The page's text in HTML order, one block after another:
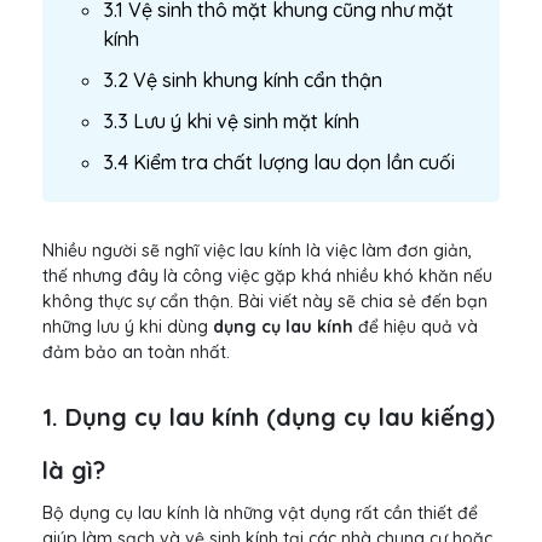
3.1 Vệ sinh thô mặt khung cũng như mặt
kính
3.2 Vệ sinh khung kính cẩn thận
3.3 Lưu ý khi vệ sinh mặt kính
3.4 Kiểm tra chất lượng lau dọn lần cuối
Nhiều người sẽ nghĩ việc lau kính là việc làm đơn giản,
thế nhưng đây là công việc gặp khá nhiều khó khăn nếu
không thực sự cẩn thận. Bài viết này sẽ chia sẻ đến bạn
những lưu ý khi dùng dụng cụ lau kính để hiệu quả và
đảm bảo an toàn nhất.
1. Dụng cụ lau kính (dụng cụ lau kiếng)
là gì?
Bộ dụng cụ lau kính là những vật dụng rất cần thiết để